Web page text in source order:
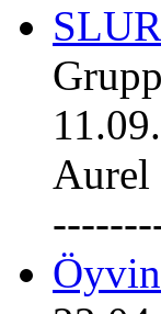
SLUR
Aurel